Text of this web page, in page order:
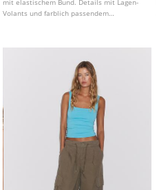
mit elastischem Bund. Details mit Lagen-
Volants und farblich passendem